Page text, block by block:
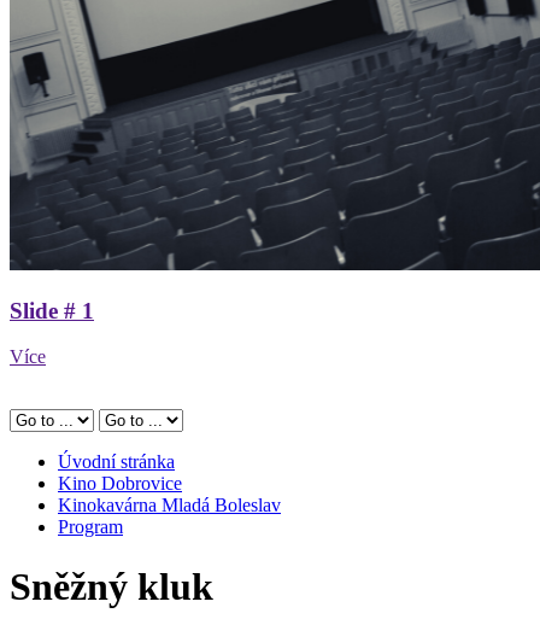
Slide # 1
Více
Úvodní stránka
Kino Dobrovice
Kinokavárna Mladá Boleslav
Program
Sněžný kluk